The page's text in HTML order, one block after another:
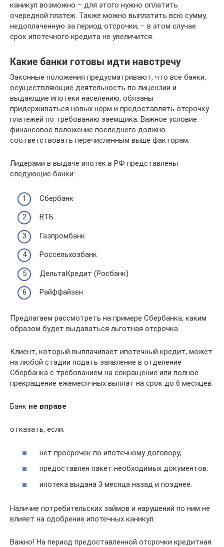
каникул возможно – для этого нужно оплатить
очередной платеж. Также можно выплатить всю сумму,
недоплаченную за период отсрочки, – в этом случае
срок ипотечного кредита не увеличится.
Какие банки готовы идти навстречу
Законные положения предусматривают, что все банки,
осуществляющие деятельность по лицензии и
выдающие ипотеки населению, обязаны
придерживаться новых норм и предоставлять отсрочку
платежей по требованию заемщика. Важное условие –
финансовое положение последнего должно
соответствовать перечисленным выше факторам.
Лидерами в выдаче ипотек в РФ представлены
следующие банки:
Сбербанк
ВТБ
Газпромбанк
Россельхозбанк
ДельтаКредит (Росбанк)
Райффайзен
Предлагаем рассмотреть на примере Сбербанка, каким
образом будет выдаваться льготная отсрочка.
Клиент, который выплачивает ипотечный кредит, может
на любой стадии подать заявление в отделение
Сбербанка с требованием на сокращение или полное
прекращение ежемесячных выплат на срок до 6 месяцев.
Банк не вправе
отказать, если:
нет просрочек по ипотечному договору;
предоставлен пакет необходимых документов;
ипотека выдана 3 месяца назад и позднее.
Наличие потребительских займов и нарушений по ним не
влияет на одобрение ипотечных каникул.
Важно! На период предоставленной отсрочки кредитная